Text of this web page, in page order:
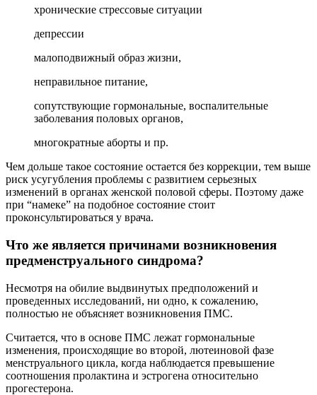
хронические стрессовые ситуации
депрессии
малоподвижный образ жизни,
неправильное питание,
сопутствующие гормональные, воспалительные
заболевания половых органов,
многократные аборты и пр.
Чем дольше такое состояние остается без коррекции, тем выше
риск усугубления проблемы с развитием серьезных
изменений в органах женской половой сферы. Поэтому даже
при “намеке” на подобное состояние стоит
проконсультироваться у врача.
Что же является причинами возникновения
предменструального синдрома?
Несмотря на обилие выдвинутых предположений и
проведенных исследований, ни одно, к сожалению,
полностью не объясняет возникновения ПМС.
Считается, что в основе ПМС лежат гормональные
изменения, происходящие во второй, лютеиновой фазе
менструального цикла, когда наблюдается превышение
соотношения пролактина и эстрогена относительно
прогестерона.